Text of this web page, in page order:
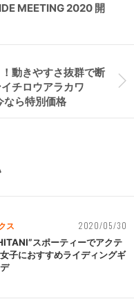
MEETING 2020 開
動きやすさ抜群で断
チロウアラカワ
なら特別価格
ス 2020/05/30
スポーティーでアクテ
子におすすめライディングギ